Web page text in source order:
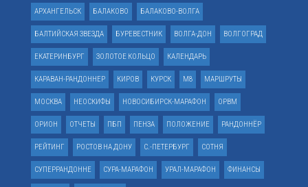
АРХАНГЕЛЬСК БАЛАКОВО БАЛАКОВО-ВОЛГА
БАЛТИЙСКАЯ ЗВЕЗДА БУРЕВЕСТНИК ВОЛГА-ДОН ВОЛГОГРАД
ЕКАТЕРИНБУРГ ЗОЛОТОЕ КОЛЬЦО КАЛЕНДАРЬ
КАРАВАН-РАНДОННЕР КИРОВ КУРСК М8 МАРШРУТЫ
МОСКВА НЕОСКИФЫ НОВОСИБИРСК-МАРАФОН ОРВМ
ОРИОН ОТЧЕТЫ ПБП ПЕНЗА ПОЛОЖЕНИЕ РАНДОННЁР
РЕЙТИНГ РОСТОВ НА ДОНУ С.-ПЕТЕРБУРГ СОТНЯ
СУПЕРРАНДОННЕ СУРА-МАРАФОН УРАЛ-МАРАФОН ФИНАНСЫ